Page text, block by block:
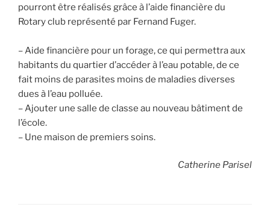
pourront être réalisés grâce à l’aide financière du
Rotary club représenté par Fernand Fuger.
– Aide financière pour un forage, ce qui permettra aux
habitants du quartier d’accéder à l’eau potable, de ce
fait moins de parasites moins de maladies diverses
dues à l’eau polluée.
– Ajouter une salle de classe au nouveau bâtiment de
l’école.
– Une maison de premiers soins.
Catherine Parisel